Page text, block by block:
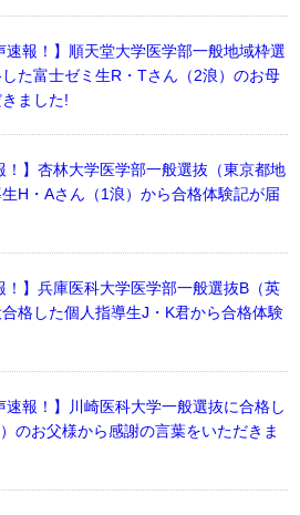
速報！】順天堂大学医学部一般地域枠選
た富士ゼミ生R・Tさん（2浪）のお母
ました!
！】杏林大学医学部一般選抜（東京都地
H・Aさん（1浪）から合格体験記が届
！】兵庫医科大学医学部一般選抜B（英
格した個人指導生J・K君から合格体験
速報！】川崎医科大学一般選抜に合格し
のお父様から感謝の言葉をいただきま